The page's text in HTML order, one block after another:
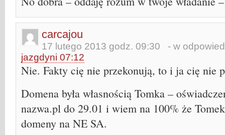
carcajou
17 lutego 2013 godz. 09:30 - w
jazgdyni 07:12
Nie. Fakty cię nie przekonują, to i ja cię nie
Domena była własnością Tomka –
nazwa.pl do 29.01 i wiem na 100% że
domeny na NE SA.